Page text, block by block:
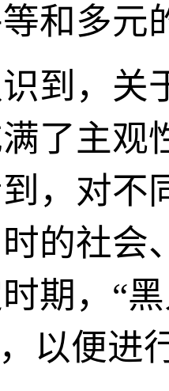
和多元
到，关
了主观
，对不
的社会
期，“
以便进